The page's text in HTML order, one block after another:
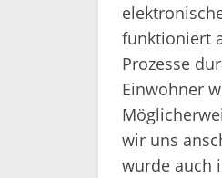
funktioniert
Prozesse
Einwohner
wir uns
wurde auch